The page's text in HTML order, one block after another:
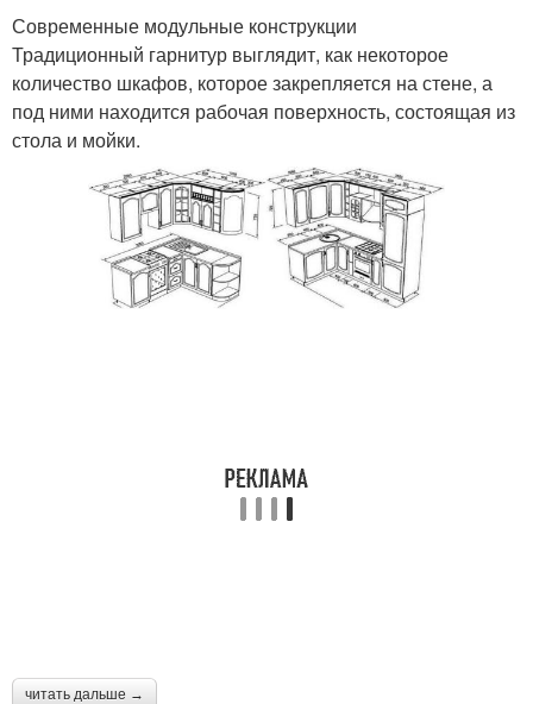
Современные модульные конструкции
Традиционный гарнитур выглядит, как некоторое
количество шкафов, которое закрепляется на стене, а
под ними находится рабочая поверхность, состоящая из
стола и мойки.
читать дальше →